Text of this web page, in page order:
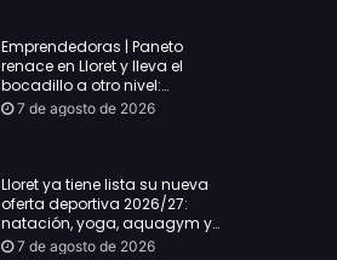
Emprendedoras | Paneto
renace en Lloret y lleva el
bocadillo a otro nivel:
producto km 0 y espíritu
7 de agosto de 2026
Lloret ya tiene lista su nueva
oferta deportiva 2026/27:
natación, yoga, aquagym y
decenas de actividades para
7 de agosto de 2026